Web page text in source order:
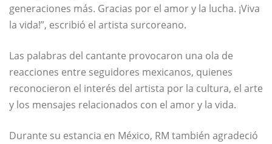
generaciones más. Gracias por el amor y la lucha. ¡Viva
la vida!”, escribió el artista surcoreano.
Las palabras del cantante provocaron una ola de
reacciones entre seguidores mexicanos, quienes
reconocieron el interés del artista por la cultura, el arte
y los mensajes relacionados con el amor y la vida.
Durante su estancia en México, RM también agradeció